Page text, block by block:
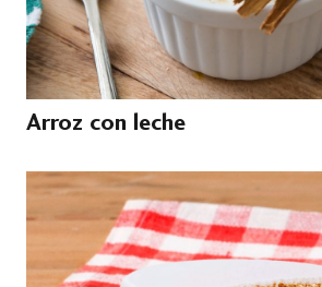
Arroz con leche